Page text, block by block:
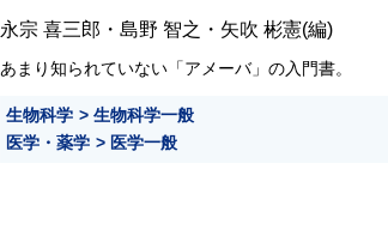
永宗 喜三郎 ・ 島野 智之 ・ 矢吹 彬憲(編)
あまり知られていない「アメーバ」の入門書。
生物科学
生物科学一般
医学・薬学
医学一般